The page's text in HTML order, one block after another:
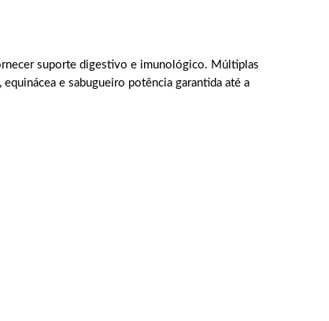
suporte digestivo e imunológico. Múltiplas
e sabugueiro potência garantida até a